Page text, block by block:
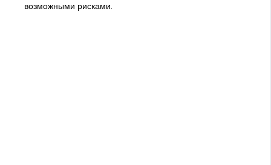
возможными рисками.